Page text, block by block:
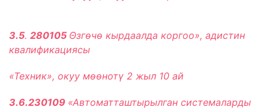
3.5. 280105 Θзгөчө кырдаалда коргоо», адистин
квалификациясы
«Техник», окуу мөөнотү 2 жыл 10 ай
3.6.230109 «Автоматташтырылган системаларды